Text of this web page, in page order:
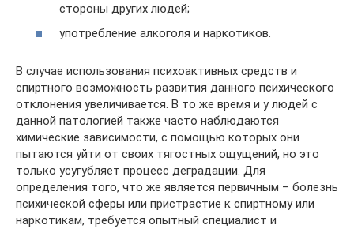
стороны других людей;
употребление алкоголя и наркотиков.
В случае использования психоактивных средств и
спиртного возможность развития данного психического
отклонения увеличивается. В то же время и у людей с
данной патологией также часто наблюдаются
химические зависимости, с помощью которых они
пытаются уйти от своих тягостных ощущений, но это
только усугубляет процесс деградации. Для
определения того, что же является первичным – болезнь
психической сферы или пристрастие к спиртному или
наркотикам, требуется опытный специалист и